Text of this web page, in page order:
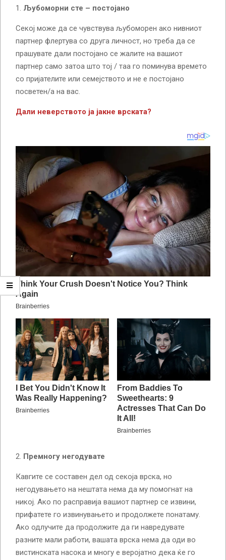
Љубоморни сте – постојано
Секој може да се чувствува љубоморен ако нивниот
партнер флертува со друга личност, но треба да се
прашувате дали постојано се жалите на вашиот
партнер само затоа што тој / таа го поминува времето
со пријателите или семејството и не е постојано
посветен/а на вас.
Дали неверството ја јакне врската?
Премногу негодувате
Кавгите се составен дел од секоја врска, но
негодувањето на нештата нема да му помогнат на
никој. Ако по расправија вашиот партнер се извини,
прифатете го извинувањето и продолжете понатаму.
Ако одлучите да продолжите да ги навредувате
разните мали работи, вашата врска нема да оди во
вистинската насока и многу е веројатно дека ќе го